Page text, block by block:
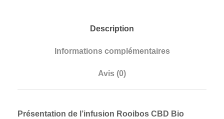
Description
Informations complémentaires
Avis (0)
Présentation de l’infusion Rooibos CBD Bio